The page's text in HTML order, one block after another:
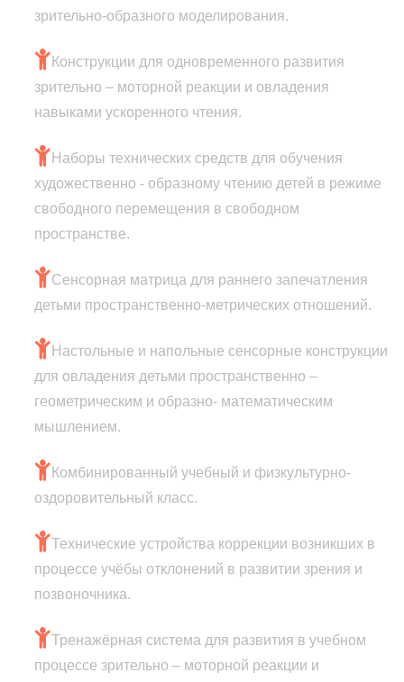
зрительно-образного моделирования.
Конструкции для одновременного развития
зрительно – моторной реакции и овладения
навыками ускоренного чтения.
Наборы технических средств для обучения
художественно - образному чтению детей в режиме
свободного перемещения в свободном
пространстве.
Сенсорная матрица для раннего запечатления
детьми пространственно-метрических отношений.
Настольные и напольные сенсорные конструкции
для овладения детьми пространственно –
геометрическим и образно- математическим
мышлением.
Комбинированный учебный и физкультурно-
оздоровительный класс.
Технические устройства коррекции возникших в
процессе учёбы отклонений в развитии зрения и
позвоночника.
Тренажёрная система для развития в учебном
процессе зрительно – моторной реакции и